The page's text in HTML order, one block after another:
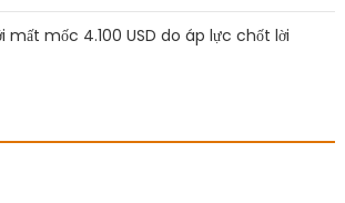
mất mốc 4.100 USD do áp lực chốt lời